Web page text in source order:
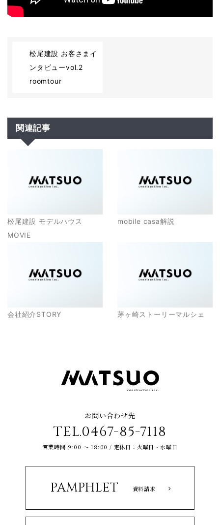
松尾建設 お客さまイ
ンタビューvol.2
roomtour
関連記事
松尾建設 モデルハウス
MOVIE
mobile casa解説
会社紹介STORY 茅ヶ崎ストーリーマルシェ
お問い合わせ先
TEL.0467-85-7118
営業時間 9:00 ～ 18:00 / 定休日：火曜日・水曜日
PAMPHLET 資料請求